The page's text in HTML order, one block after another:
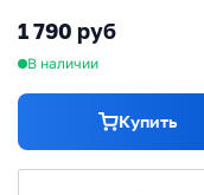
1 790 руб
В наличии
Купить